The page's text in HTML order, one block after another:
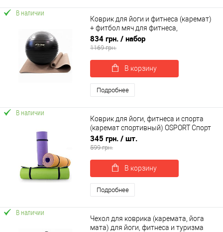
В наличии
Коврик для йоги и фитнеса (каремат)
+ фитбол мяч для фитнеса,
беременных 65 см OSPORT Set 91 (n-
0121)
834 грн. / набор
1169 грн.
В корзину
Подробнее
В наличии
Коврик для йоги, фитнеса и спорта
(каремат спортивный) OSPORT Спорт
8мм (FI-0083)
345 грн. / шт.
599 грн.
В корзину
Подробнее
В наличии
Чехол для коврика (каремата, йога
мата) для йоги, фитнеса и туризма